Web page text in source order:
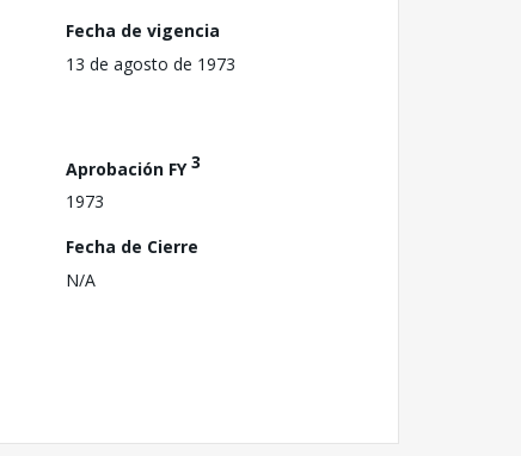
Fecha de vigencia
13 de agosto de 1973
Aprobación FY3
1973
Fecha de Cierre
N/A